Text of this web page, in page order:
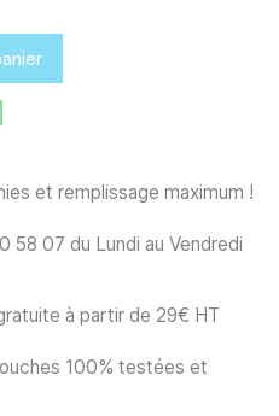
et remplissage maximum !
58 07 du Lundi au Vendredi
à partir de 29€ HT
100% testées et